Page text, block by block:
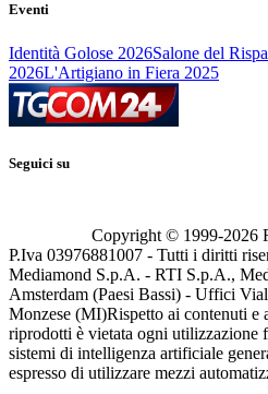
Eventi
Identità Golose 2026Salone del
2026L'Artigiano in Fiera 2025
Seguici su
Copyright © 1999-2026
P.Iva 03976881007 - Tutti i diritti
Mediamond S.p.A. - RTI S.p.A.,
Amsterdam (Paesi Bassi) - Uffici
Monzese (MI)Rispetto ai contenuti e
riprodotti è vietata ogni utilizzazione
sistemi di intelligenza artificiale
espresso di utilizzare mezzi